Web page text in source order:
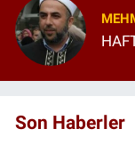
Son Haberler